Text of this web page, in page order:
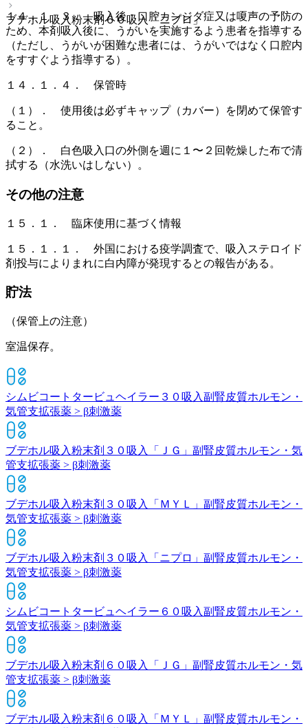
ブデホル吸入粉末剤６０吸入「ニプロ」
１４．１．３． 吸入後：口腔カンジダ症又は嗄声の予防の
ため、本剤吸入後に、うがいを実施するよう患者を指導する
（ただし、うがいが困難な患者には、うがいではなく口腔内
をすすぐよう指導する）。
１４．１．４． 保管時
（１）． 使用後は必ずキャップ（カバー）を閉めて保管す
ること。
（２）． 白色吸入口の外側を週に１〜２回乾燥した布で清
拭する（水洗いはしない）。
その他の注意
１５．１． 臨床使用に基づく情報
１５．１．１． 外国における疫学調査で、吸入ステロイド
剤投与によりまれに白内障が発現するとの報告がある。
貯法
（保管上の注意）
室温保存。
シムビコートタービュヘイラー３０吸入副腎皮質ホルモン・
気管支拡張薬 > β刺激薬
ブデホル吸入粉末剤３０吸入「ＪＧ」 副腎皮質ホルモン・気
管支拡張薬 > β刺激薬
ブデホル吸入粉末剤３０吸入「ＭＹＬ」 副腎皮質ホルモン・
気管支拡張薬 > β刺激薬
ブデホル吸入粉末剤３０吸入「ニプロ」 副腎皮質ホルモン・
気管支拡張薬 > β刺激薬
シムビコートタービュヘイラー６０吸入副腎皮質ホルモン・
気管支拡張薬 > β刺激薬
ブデホル吸入粉末剤６０吸入「ＪＧ」 副腎皮質ホルモン・気
管支拡張薬 > β刺激薬
ブデホル吸入粉末剤６０吸入「ＭＹＬ」 副腎皮質ホルモン・